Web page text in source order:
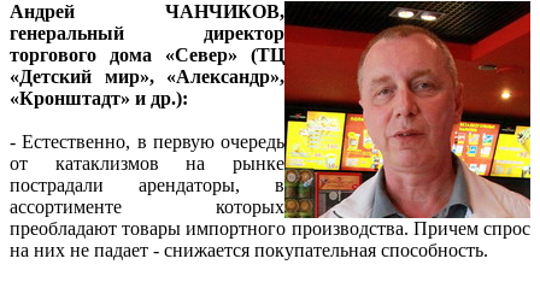
Андрей ЧАНЧИКОВ,
генеральный директор
торгового дома «Север» (ТЦ
«Детский мир», «Александр»,
«Кронштадт» и др.):
- Естественно, в первую очередь
от катаклизмов на рынке
пострадали арендаторы, в
ассортименте которых
преобладают товары импортного производства. Причем спрос
на них не падает - снижается покупательная способность.